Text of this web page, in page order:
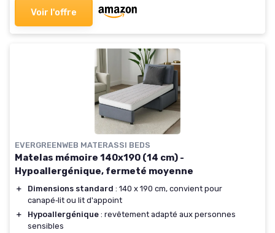
Voir l'offre
EVERGREENWEB MATERASSI BEDS
Matelas mémoire 140x190 (14 cm) -
Hypoallergénique, fermeté moyenne
＋ Dimensions standard : 140 x 190 cm, convient pour
canapé‑lit ou lit d'appoint
＋
Hypoallergénique : revêtement adapté aux personnes
sensibles